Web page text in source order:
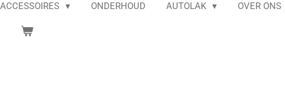
ACCESSOIRES ONDERHOUD AUTOLAK OVER ONS